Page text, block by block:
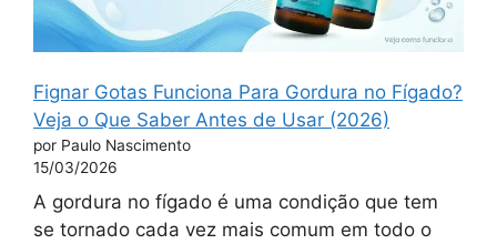
Fignar Gotas Funciona Para Gordura no Fígado?
Veja o Que Saber Antes de Usar (2026)
por Paulo Nascimento
15/03/2026
A gordura no fígado é uma condição que tem
se tornado cada vez mais comum em todo o